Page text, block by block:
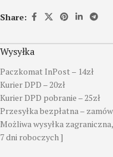
Share:
Wysyłka
Paczkomat InPost – 14zł
Kurier DPD – 20zł
Kurier DPD pobranie – 25zł
Przesyłka bezpłatna –
Możliwa wysyłka
7 dni roboczych ]